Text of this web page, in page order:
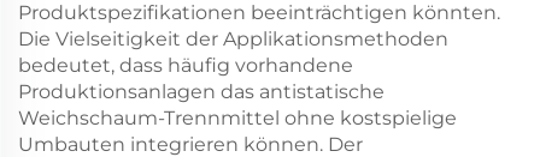
Produktspezifikationen beeinträchtigen könnten.
Die Vielseitigkeit der Applikationsmethoden
bedeutet, dass häufig vorhandene
Produktionsanlagen das antistatische
Weichschaum-Trennmittel ohne kostspielige
Umbauten integrieren können. Der